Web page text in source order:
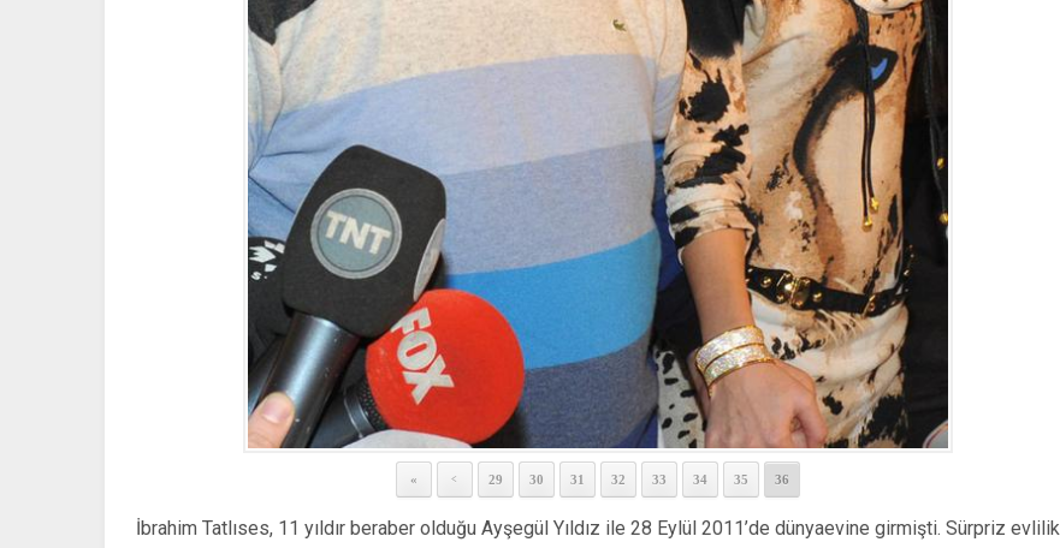
« < 29 30 31 32 33 34 35 36
İbrahim Tatlıses, 11 yıldır beraber olduğu Ayşegül Yıldız ile 28 Eylül 2011’de dünyaevine girmişti. Sürpriz evlilik